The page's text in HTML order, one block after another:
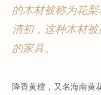
的木材被称为花
清初，这种木材
的家具。
降香黄檀，又名海南黄